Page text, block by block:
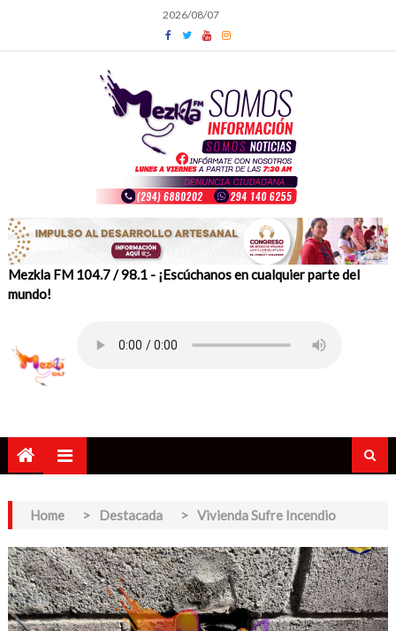
content
2026/08/07
Mezkla FM 104.7 / 98.1 - ¡Escúchanos en cualquier parte del
mundo!
Home > Destacada > Vivienda Sufre Incendio